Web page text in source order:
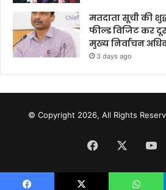
मतदाता सूची की
फील्ड विजिट कर
मुख्य निर्वाचन
3 days ago
© Copyright 2026, All Rights
Facebook